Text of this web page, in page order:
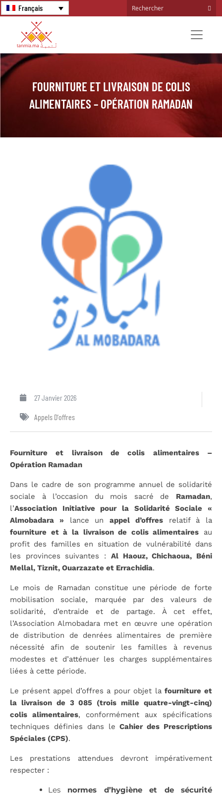
Français
FOURNITURE ET LIVRAISON DE COLIS
ALIMENTAIRES – OPÉRATION RAMADAN
27 Janvier 2026
Appels D'offres
Fourniture et livraison de colis alimentaires –
Opération Ramadan
Dans le cadre de son programme annuel de solidarité
sociale à l’occasion du mois sacré de Ramadan,
l’Association Initiative pour la Solidarité Sociale «
Almobadara » lance un appel d’offresrelatif à la
fourniture et à la livraison de colis alimentaires au
profit des familles en situation de vulnérabilité dans
les provinces suivantes : Al Haouz, Chichaoua, Béni
Mellal, Tiznit, Ouarzazate et Errachidia.
Le mois de Ramadan constitue une période de forte
mobilisation sociale, marquée par des valeurs de
solidarité, d’entraide et de partage. À cet effet,
l’Association Almobadara met en œuvre une opération
de distribution de denrées alimentaires de première
nécessité afin de soutenir les familles à revenus
modestes et d’atténuer les charges supplémentaires
liées à cette période.
Le présent appel d’offres a pour objet lafourniture et
la livraison de 3 085 (trois mille quatre-vingt-cinq)
colis alimentaires, conformément aux spécifications
techniques définies dans leCahier des Prescriptions
Spéciales (CPS).
Les prestations attendues devront impérativement
respecter :
Les normes d’hygiène et de sécurité